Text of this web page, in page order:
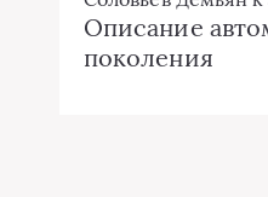
Описание
поколения